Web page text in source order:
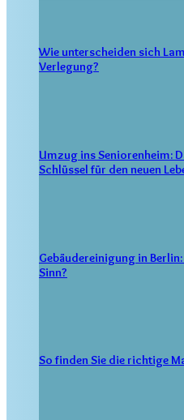
Wie unterscheiden sich
Verlegung?
Umzug ins Seniorenheim:
Schlüssel für den neuen
Gebäudereinigung in
Sinn?
So finden Sie die richtige